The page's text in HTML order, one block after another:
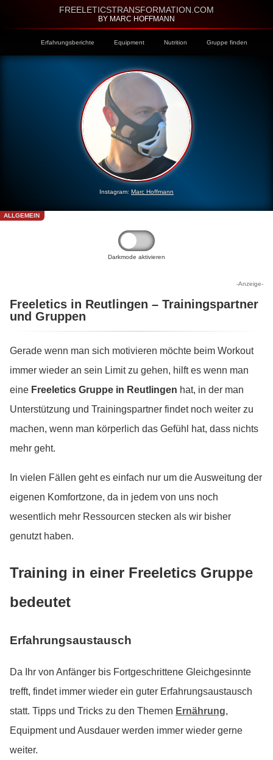
FREELETICSTRANSFORMATION.COM
BY MARC HOFFMANN
Erfahrungsberichte Equipment Nutrition Gruppe finden
Instagram: Marc Hoffmann
ALLGEMEIN
Darkmode aktivieren
-Anzeige-
Freeletics in Reutlingen – Trainingspartner
und Gruppen
Gerade wenn man sich motivieren möchte beim Workout
immer wieder an sein Limit zu gehen, hilft es wenn man
eine Freeletics Gruppe in Reutlingen hat, in der man
Unterstützung und Trainingspartner findet noch weiter zu
machen, wenn man körperlich das Gefühl hat, dass nichts
mehr geht.
In vielen Fällen geht es einfach nur um die Ausweitung der
eigenen Komfortzone, da in jedem von uns noch
wesentlich mehr Ressourcen stecken als wir bisher
genutzt haben.
Training in einer Freeletics Gruppe
bedeutet
Erfahrungsaustausch
Da Ihr von Anfänger bis Fortgeschrittene Gleichgesinnte
trefft, findet immer wieder ein guter Erfahrungsaustausch
statt. Tipps und Tricks zu den Themen Ernährung,
Equipment und Ausdauer werden immer wieder gerne
weiter.